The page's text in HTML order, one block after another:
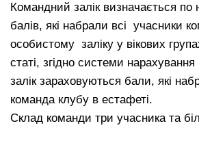
​​​​​​​Командний залік визначається по
балів, які набрали всі учасники
особистому заліку у вікових
статі, згідно системи
залік зараховуються бали, які
команда клубу в естафеті.
Склад команди три учасника та